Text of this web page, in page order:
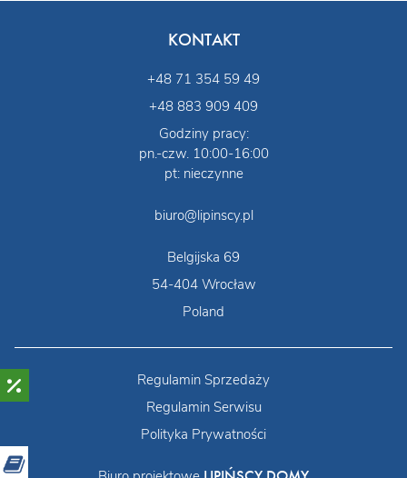
KONTAKT
+48 71 354 59 49
+48 883 909 409
Godziny pracy:
pn.-czw. 10:00-16:00
pt: nieczynne
biuro@lipinscy.pl
Belgijska 69
54-404 Wrocław
Poland
Regulamin Sprzedaży
Regulamin Serwisu
Polityka Prywatności